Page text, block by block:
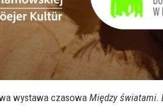
wystawa czasowaMiędzy światami.